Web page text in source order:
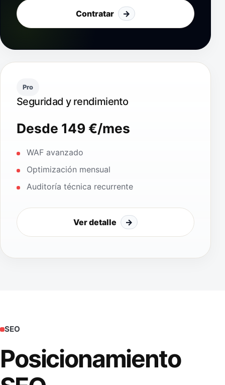
Contratar →
Pro
Seguridad y rendimiento
Desde 149 €/mes
WAF avanzado
Optimización mensual
Auditoría técnica recurrente
Ver detalle →
SEO
Posicionamiento